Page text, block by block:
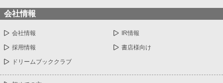
会社情報
会社情報 IR情報
採用情報 書店様向け
ドリームブッククラブ